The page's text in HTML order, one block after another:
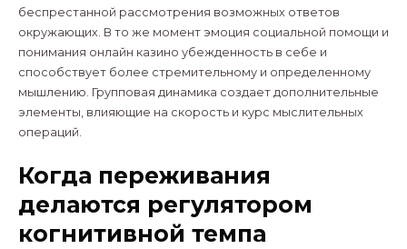
беспрестанной рассмотрения возможных ответов
окружающих. В то же момент эмоция социальной помощи и
понимания онлайн казино убежденность в себе и
способствует более стремительному и определенному
мышлению. Групповая динамика создает дополнительные
элементы, влияющие на скорость и курс мыслительных
операций.
Когда переживания
делаются регулятором
когнитивной темпа